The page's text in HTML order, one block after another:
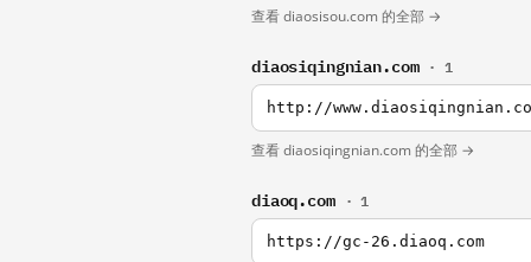
查看 diaosisou.com 的全部 →
diaosiqingnian.com · 1
http://
查看 diaosiqingnian.com 的全部 →
diaoq.com · 1
https://gc-26.diaoq.com